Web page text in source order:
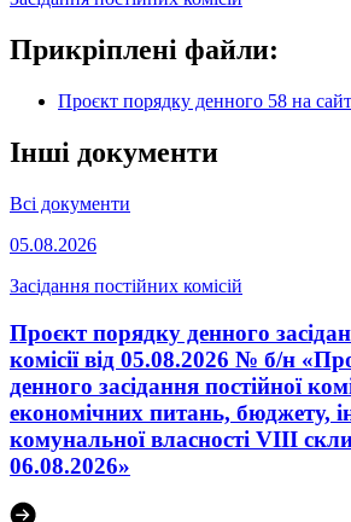
Прикріплені файли:
Проєкт порядку денного 58 на сайт
Інші документи
Всі документи
05.08.2026
Засідання постійних комісій
Проєкт порядку денного
комісії від 05.08.2026 № б/н
денного засідання постійної
економічних питань, бюджету,
комунальної власності VІІІ
06.08.2026»